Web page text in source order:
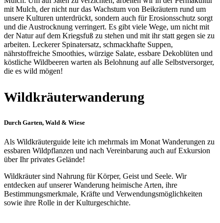
mit Mulch, der nicht nur das Wachstum von Beikräutern rund um
unsere Kulturen unterdrückt, sondern auch für Erosionsschutz sorgt
und die Austrocknung verringert. Es gibt viele Wege, um nicht mit
der Natur auf dem Kriegsfuß zu stehen und mit ihr statt gegen sie zu
arbeiten. Leckerer Spinatersatz, schmackhafte Suppen,
nährstoffreiche Smoothies, würzige Salate, essbare Dekoblüten und
köstliche Wildbeeren warten als Belohnung auf alle Selbstversorger,
die es wild mögen!
Wildkräuterwanderung
Durch Garten, Wald & Wiese
Als Wildkräuterguide leite ich mehrmals im Monat Wanderungen zu
essbaren Wildpflanzen und nach Vereinbarung auch auf Exkursion
über Ihr privates Gelände!
Wildkräuter sind Nahrung für Körper, Geist und Seele. Wir
entdecken auf unserer Wanderung heimische Arten, ihre
Bestimmungsmerkmale, Kräfte und Verwendungsmöglichkeiten
sowie ihre Rolle in der Kulturgeschichte.